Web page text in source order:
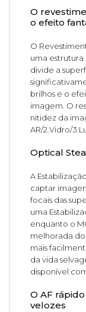
O
o efeito
O
uma
divide a
brilhos e o
imagem. O
nitidez da
AR/2.Vidro/
Optical
A
captar
focais das
uma
enquanto o
melhorada
mais
da vida
disponível
O AF
velozes